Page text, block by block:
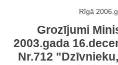
Rīgā
Grozījumi
2003.gada
Nr.712